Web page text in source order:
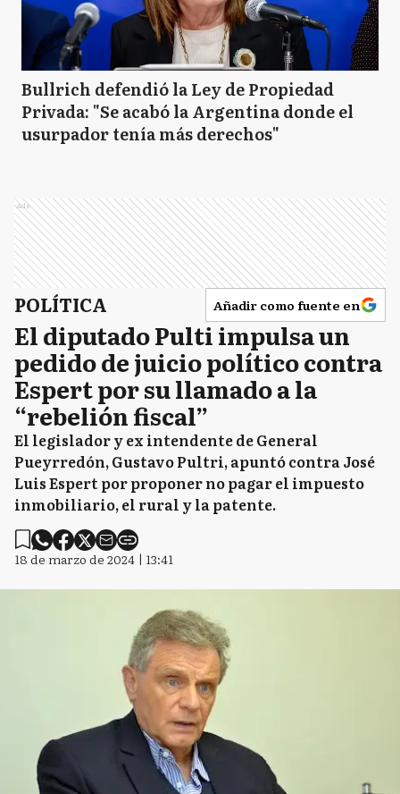
Bullrich defendió la Ley de Propiedad
Privada: "Se acabó la Argentina donde el
usurpador tenía más derechos"
Ads
POLÍTICA Añadir como fuente en
El diputado Pulti impulsa un
pedido de juicio político contra
Espert por su llamado a la
“rebelión fiscal”
El legislador y ex intendente de General
Pueyrredón, Gustavo Pultri, apuntó contra José
Luis Espert por proponer no pagar el impuesto
inmobiliario, el rural y la patente.
18 de marzo de 2024 | 13:41